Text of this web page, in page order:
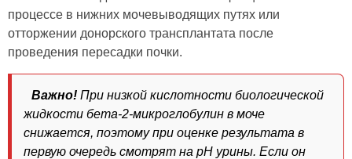
процессе в нижних мочевыводящих путях или
отторжении донорского трансплантата после
проведения пересадки почки.
Важно! При низкой кислотности биологической
жидкости бета-2-микроглобулин в моче
снижается, поэтому при оценке результата в
первую очередь смотрят на рН урины. Если он